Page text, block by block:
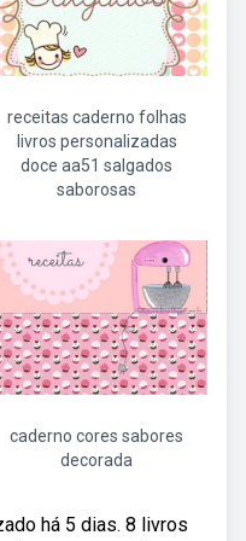
receitas caderno folhas
livros personalizadas
doce aa51 salgados
saborosas
caderno cores sabores
decorada
há 5 dias. 8 livros